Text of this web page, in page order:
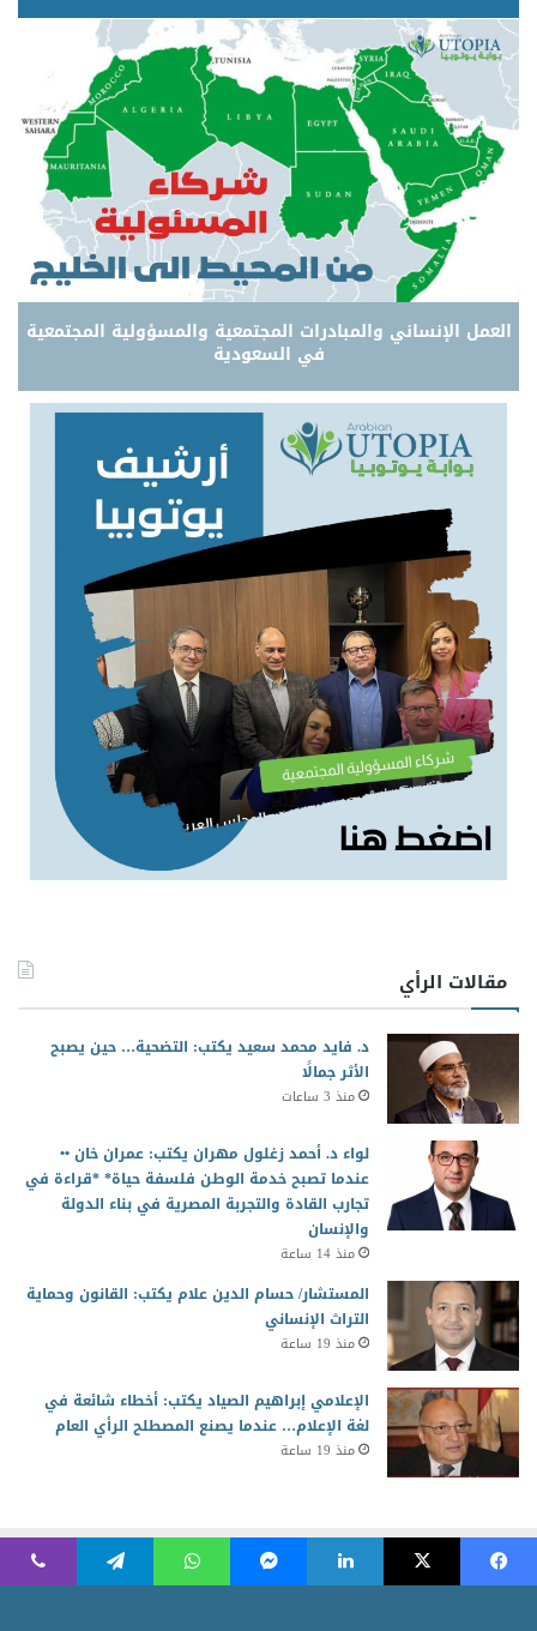
العمل الإنساني والمبادرات المجتمعية والمسؤولية المجتمعية
في السعودية
مقالات الرأي
د. فايد محمد سعيد يكتب: التضحية… حين يصبح
الأثر جمالًا
منذ 3 ساعات
لواء د. أحمد زغلول مهران يكتب: عمران خان ••
عندما تصبح خدمة الوطن فلسفة حياة* *قراءة في
تجارب القادة والتجربة المصرية في بناء الدولة
والإنسان
منذ 14 ساعة
المستشار/ حسام الدين علام يكتب: القانون وحماية
التراث الإنساني
منذ 19 ساعة
الإعلامي إبراهيم الصياد يكتب: أخطاء شائعة في
لغة الإعلام… عندما يصنع المصطلح الرأي العام
منذ 19 ساعة
2026 جميع الحقوق محفوظة للمجلس العربي للمسئولية المجتمعية